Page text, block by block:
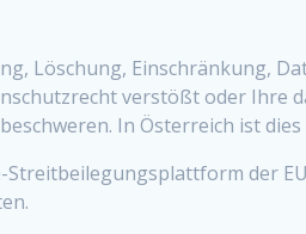
Löschung, Einschränkung,
verstößt oder Ihre
In Österreich ist
der